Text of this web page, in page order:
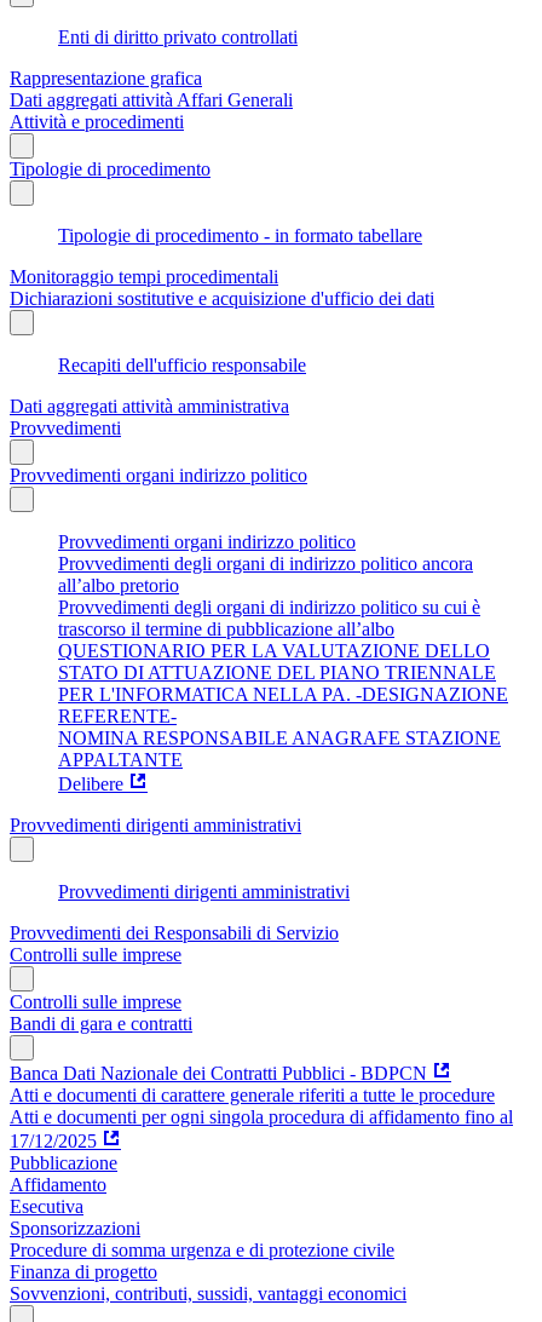
Enti di diritto privato controllati
Rappresentazione grafica
Dati aggregati attività Affari Generali
Attività e procedimenti
Tipologie di procedimento
Tipologie di procedimento - in formato tabellare
Monitoraggio tempi procedimentali
Dichiarazioni sostitutive e acquisizione d'ufficio dei dati
Recapiti dell'ufficio responsabile
Dati aggregati attività amministrativa
Provvedimenti
Provvedimenti organi indirizzo politico
Provvedimenti organi indirizzo politico
Provvedimenti degli organi di indirizzo politico ancora
all’albo pretorio
Provvedimenti degli organi di indirizzo politico su cui è
trascorso il termine di pubblicazione all’albo
QUESTIONARIO PER LA VALUTAZIONE DELLO
STATO DI ATTUAZIONE DEL PIANO TRIENNALE
PER L'INFORMATICA NELLA PA. -DESIGNAZIONE
REFERENTE-
NOMINA RESPONSABILE ANAGRAFE STAZIONE
APPALTANTE
Delibere
Provvedimenti dirigenti amministrativi
Provvedimenti dirigenti amministrativi
Provvedimenti dei Responsabili di Servizio
Controlli sulle imprese
Controlli sulle imprese
Bandi di gara e contratti
Banca Dati Nazionale dei Contratti Pubblici - BDPCN
Atti e documenti di carattere generale riferiti a tutte le procedure
Atti e documenti per ogni singola procedura di affidamento fino al
17/12/2025
Pubblicazione
Affidamento
Esecutiva
Sponsorizzazioni
Procedure di somma urgenza e di protezione civile
Finanza di progetto
Sovvenzioni, contributi, sussidi, vantaggi economici